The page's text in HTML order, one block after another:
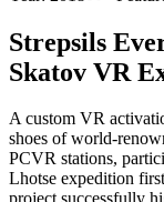
Strepsils
Skatov VR
A custom VR
shoes of world-
PCVR stations,
Lhotse expedition